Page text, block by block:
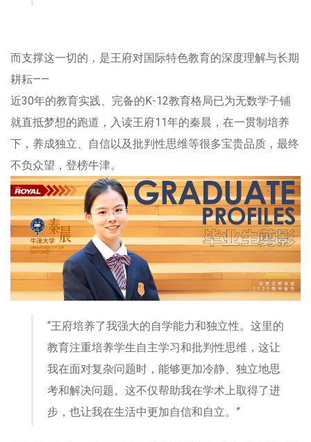
而支撑这一切的，是王府对国际特色教育的深度理解与长期
耕耘——
近30年的教育实践、完备的K-12教育格局已为无数学子铺
就直抵梦想的跑道，入读王府11年的秦晨，在一贯制培养
下，养成独立、自信以及批判性思维等很多宝贵品质，最终
不负众望，登榜牛津。
“王府培养了我强大的自学能力和独立性。这里的
教育注重培养学生自主学习和批判性思维，这让
我在面对复杂问题时，能够更加冷静、独立地思
考和解决问题。这不仅帮助我在学术上取得了进
步，也让我在生活中更加自信和自立。”